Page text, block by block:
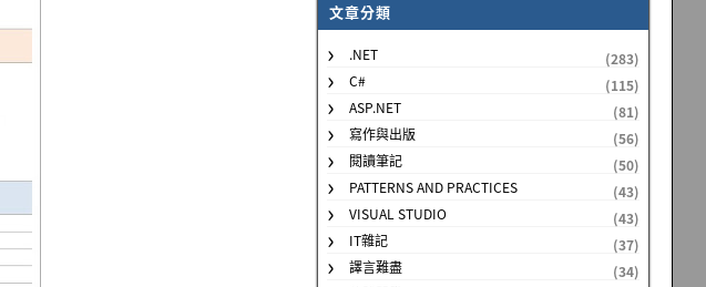
文章分類
.NET
(283)
C#
(115)
ASP.NET
(81)
寫作與出版
(56)
閱讀筆記
(50)
PATTERNS AND PRACTICES
(43)
VISUAL STUDIO
(43)
IT雜記
(37)
譯言難盡
(34)